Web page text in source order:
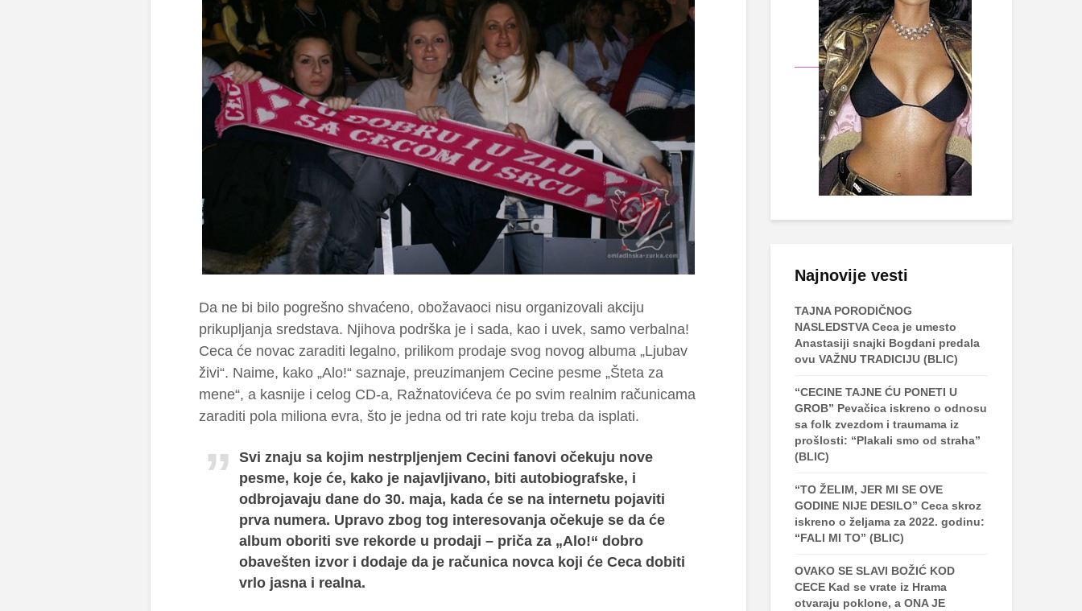
Da ne bi bilo pogrešno shvaćeno, obožavaoci nisu organizovali akciju
prikupljanja sredstava. Njihova podrška je i sada, kao i uvek, samo verbalna!
Ceca će novac zaraditi legalno, prilikom prodaje svog novog albuma „Ljubav
živi“. Naime, kako „Alo!“ saznaje, preuzimanjem Cecine pesme „Šteta za
mene“, a kasnije i celog CD-a, Ražnatovićeva će po svim realnim računicama
zaraditi pola miliona evra, što je jedna od tri rate koju treba da isplati.
Svi znaju sa kojim nestrpljenjem Cecini fanovi očekuju nove
pesme, koje će, kako je najavljivano, biti autobiografske, i
odbrojavaju dane do 30. maja, kada će se na internetu pojaviti
prva numera. Upravo zbog tog interesovanja očekuje se da će
album oboriti sve rekorde u prodaji – priča za „Alo!“ dobro
obavešten izvor i dodaje da je računica novca koji će Ceca dobiti
vrlo jasna i realna.
Najnovije vesti
TAJNA PORODIČNOG
NASLEDSTVA Ceca je umesto
Anastasiji snajki Bogdani predala
ovu VAŽNU TRADICIJU (BLIC)
“CECINE TAJNE ĆU PONETI U
GROB” Pevačica iskreno o odnosu
sa folk zvezdom i traumama iz
prošlosti: “Plakali smo od straha”
(BLIC)
“TO ŽELIM, JER MI SE OVE
GODINE NIJE DESILO” Ceca skroz
iskreno o željama za 2022. godinu:
“FALI MI TO” (BLIC)
OVAKO SE SLAVI BOŽIĆ KOD
CECE Kad se vrate iz Hrama
otvaraju poklone, a ONA JE